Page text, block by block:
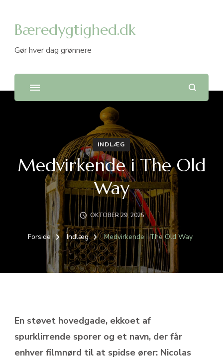
Bæredygtighed.dk
Gør hver dag grønnere
INDLÆG
Medvirkende i The Old
Way
OKTOBER 29, 2025
Forside Indlæg Medvirkende i The Old Way
En støvet hovedgade, ekkoet af
spurklirrende sporer og et navn, der får
enhver filmnørd til at spidse ører: Nicolas